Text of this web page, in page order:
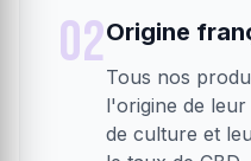
02Origine
Tous nos
l'origine de
de culture et